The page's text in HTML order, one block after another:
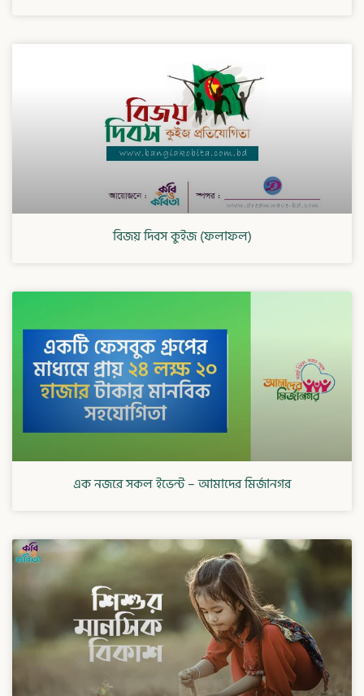
বিজয় দিবস কুইজ (ফলাফল)
এক নজরে সকল ইভেন্ট – আমাদের মির্জানগর